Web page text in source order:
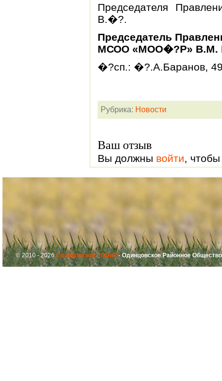
Председателя
В.�?.
Председатель
МСОО «МОО�?Р» В.М.
�?сп.: �?.А.Баранов,
Рубрика: Новости
Ваш отзыв
Вы должны войти,
© 2010 - 2026Одинцовское РООиР- Одинцовское Районное